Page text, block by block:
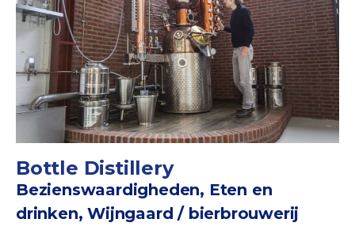
Bottle Distillery
Bezienswaardigheden, Eten en
drinken, Wijngaard / bierbrouwerij